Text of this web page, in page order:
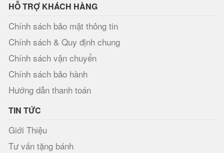
HỖ TRỢ KHÁCH HÀNG
Chính sách bảo mật thông tin
Chính sách & Quy định chung
Chính sách vận chuyển
Chính sách bảo hành
Hướng dẫn thanh toán
TIN TỨC
Giới Thiệu
Tư vấn tặng bánh